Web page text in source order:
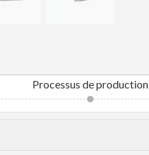
Processus de production